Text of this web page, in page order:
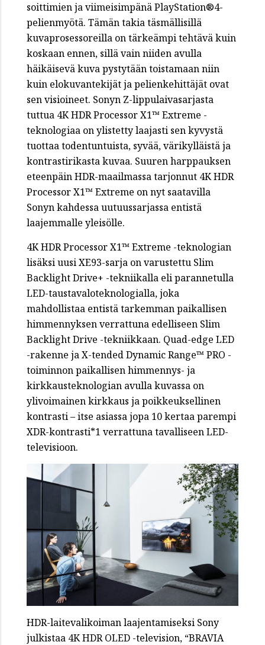
soittimien ja viimeisimpänä PlayStation®4-
pelienmyötä. Tämän takia täsmällisillä
kuvaprosessoreilla on tärkeämpi tehtävä kuin
koskaan ennen, sillä vain niiden avulla
häikäisevä kuva pystytään toistamaan niin
kuin elokuvantekijät ja pelienkehittäjät ovat
sen visioineet. Sonyn Z-lippulaivasarjasta
tuttua 4K HDR Processor X1™ Extreme -
teknologiaa on ylistetty laajasti sen kyvystä
tuottaa todentuntuista, syvää, värikylläistä ja
kontrastirikasta kuvaa. Suuren harppauksen
eteenpäin HDR-maailmassa tarjonnut 4K HDR
Processor X1™ Extreme on nyt saatavilla
Sonyn kahdessa uutuussarjassa entistä
laajemmalle yleisölle.
4K HDR Processor X1™ Extreme -teknologian
lisäksi uusi XE93-sarja on varustettu Slim
Backlight Drive+ -tekniikalla eli parannetulla
LED-taustavaloteknologialla, joka
mahdollistaa entistä tarkemman paikallisen
himmennyksen verrattuna edelliseen Slim
Backlight Drive -tekniikkaan. Quad-edge LED
-rakenne ja X-tended Dynamic Range™ PRO -
toiminnon paikallisen himmennys- ja
kirkkausteknologian avulla kuvassa on
ylivoimainen kirkkaus ja poikkeuksellinen
kontrasti – itse asiassa jopa 10 kertaa parempi
XDR-kontrasti*1 verrattuna tavalliseen LED-
televisioon.
HDR-laitevalikoiman laajentamiseksi Sony
julkistaa 4K HDR OLED -television, “BRAVIA